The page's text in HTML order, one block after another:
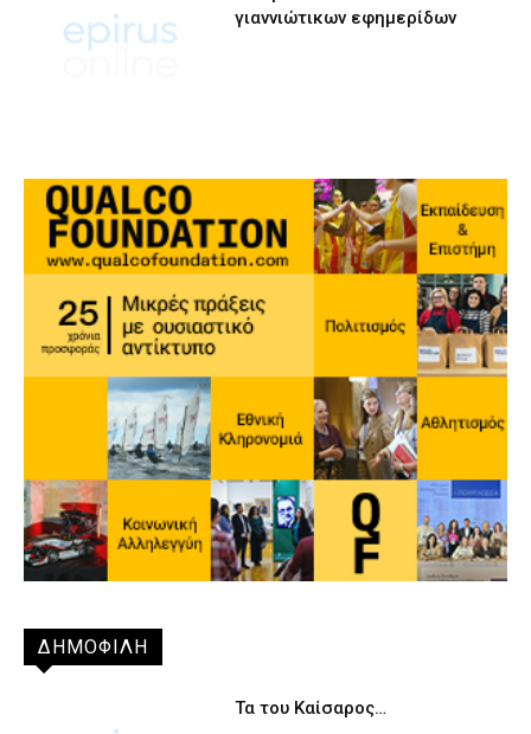
γιαννιώτικων εφημερίδων
ΔΗΜΟΦΙΛΗ
Τα του Καίσαρος…